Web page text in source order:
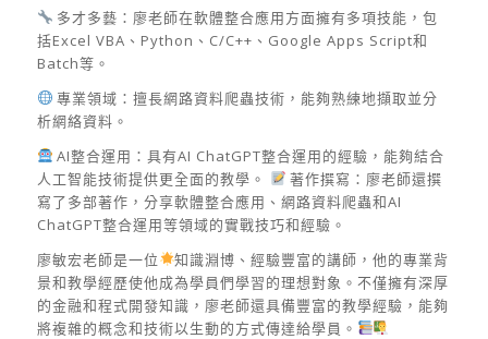
多才多藝：廖老師在軟體整合應用方面擁有多項技能，包
括Excel VBA、Python、C/C++、Google Apps Script和
Batch等。
專業領域：擅長網路資料爬蟲技術，能夠熟練地擷取並分
析網絡資料。
AI整合運用：具有AI ChatGPT整合運用的經驗，能夠結合
人工智能技術提供更全面的教學。
著作撰寫：廖老師還撰
寫了多部著作，分享軟體整合應用、網路資料爬蟲和AI
ChatGPT整合運用等領域的實戰技巧和經驗。
廖敏宏老師是一位
知識淵博、經驗豐富的講師，他的專業背
景和教學經歷使他成為學員們學習的理想對象。不僅擁有深厚
的金融和程式開發知識，廖老師還具備豐富的教學經驗，能夠
將複雜的概念和技術以生動的方式傳達給學員。